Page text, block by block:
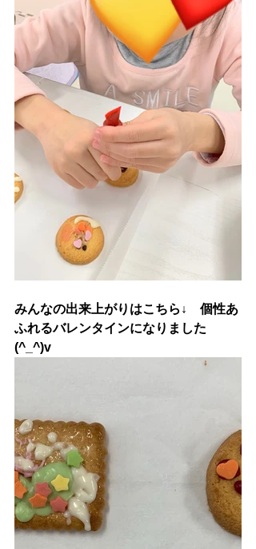
みんなの出来上がりはこちら↓　個性あ
ふれるバレンタインになりました
(^_^)v